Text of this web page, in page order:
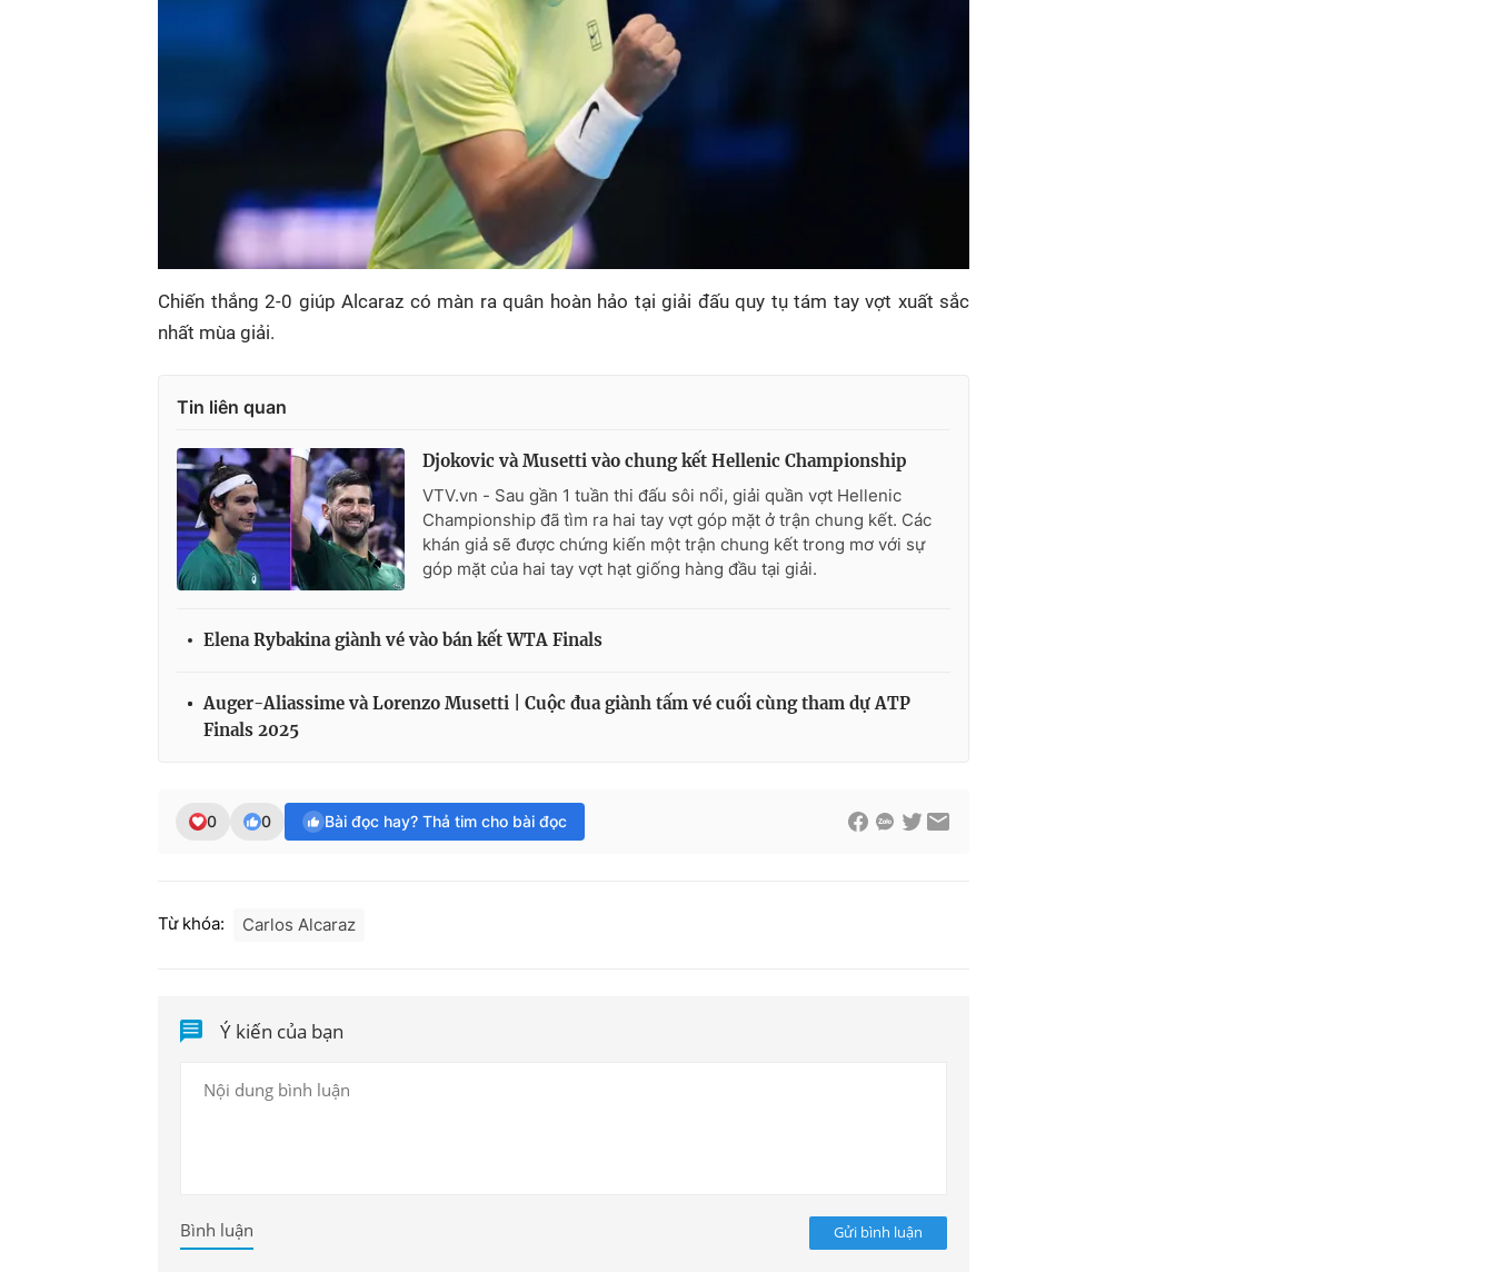
Chiến thắng 2-0 giúp Alcaraz có màn ra quân hoàn hảo tại giải đấu quy tụ tám tay vợt xuất sắc
nhất mùa giải.
Tin liên quan
Djokovic và Musetti vào chung kết Hellenic Championship
VTV.vn - Sau gần 1 tuần thi đấu sôi nổi, giải quần vợt Hellenic
Championship đã tìm ra hai tay vợt góp mặt ở trận chung kết. Các
khán giả sẽ được chứng kiến một trận chung kết trong mơ với sự
góp mặt của hai tay vợt hạt giống hàng đầu tại giải.
Elena Rybakina giành vé vào bán kết WTA Finals
Auger-Aliassime và Lorenzo Musetti | Cuộc đua giành tấm vé cuối cùng tham dự ATP
Finals 2025
0 0 Bài đọc hay? Thả tim cho bài đọc
Từ khóa: Carlos Alcaraz
Ý kiến của bạn
Gửi bình luận
Bình luận